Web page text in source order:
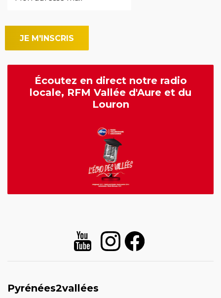
Écoutez en direct notre radio
locale, RFM Vallée d'Aure et du
Louron
Pyrénées2vallées